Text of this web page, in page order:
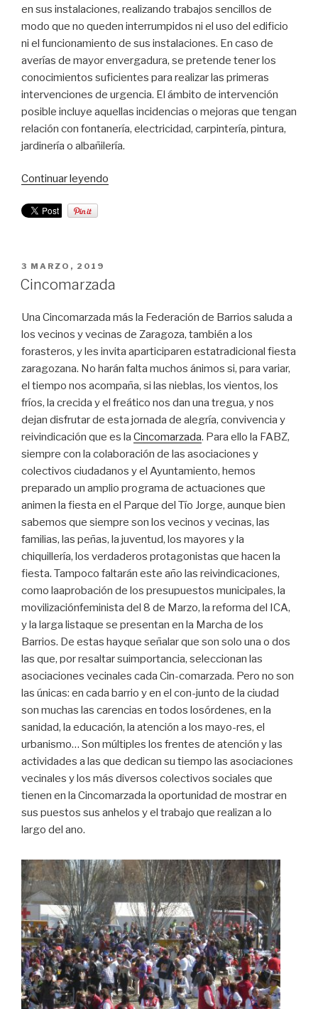
en sus instalaciones, realizando trabajos sencillos de
modo que no queden interrumpidos ni el uso del edificio
ni el funcionamiento de sus instalaciones. En caso de
averías de mayor envergadura, se pretende tener los
conocimientos suficientes para realizar las primeras
intervenciones de urgencia. El ámbito de intervención
posible incluye aquellas incidencias o mejoras que tengan
relación con fontanería, electricidad, carpintería, pintura,
jardinería o albañilería.
Continuar leyendo
población
desempleo”
PUBLICADO
EL
3 MARZO, 2019
Cincomarzada
Una Cincomarzada más la Federación de Barrios saluda a
los vecinos y vecinas de Zaragoza, también a los
forasteros, y les invita aparticiparen estatradicional fiesta
zaragozana. No harán falta muchos ánimos si, para variar,
el tiempo nos acompaña, si las nieblas, los vientos, los
fríos, la crecida y el freático nos dan una tregua, y nos
dejan disfrutar de esta jornada de alegría, convivencia y
reivindicación que es la Cincomarzada. Para ello la FABZ,
siempre con la colaboración de las asociaciones y
colectivos ciudadanos y el Ayuntamiento, hemos
preparado un amplio programa de actuaciones que
animen la fiesta en el Parque del Tío Jorge, aunque bien
sabemos que siempre son los vecinos y vecinas, las
familias, las peñas, la juventud, los mayores y la
chiquillería, los verdaderos protagonistas que hacen la
fiesta. Tampoco faltarán este año las reivindicaciones,
como laaprobación de los presupuestos municipales, la
movilizaciónfeminista del 8 de Marzo, la reforma del ICA,
y la larga listaque se presentan en la Marcha de los
Barrios. De estas hayque señalar que son solo una o dos
las que, por resaltar suimportancia, seleccionan las
asociaciones vecinales cada Cin-comarzada. Pero no son
las únicas: en cada barrio y en el con-junto de la ciudad
son muchas las carencias en todos losórdenes, en la
sanidad, la educación, la atención a los mayo-res, el
urbanismo… Son múltiples los frentes de atención y las
actividades a las que dedican su tiempo las asociaciones
vecinales y los más diversos colectivos sociales que
tienen en la Cincomarzada la oportunidad de mostrar en
sus puestos sus anhelos y el trabajo que realizan a lo
largo del ano.